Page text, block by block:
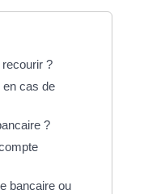
?
en cas de
?
bancaire ou